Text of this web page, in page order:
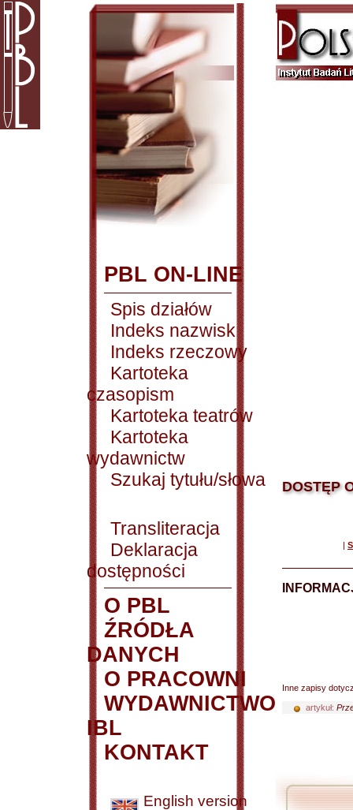
PBL ON-LINE
Spis działów
Indeks nazwisk
Indeks rzeczowy
Kartoteka
czasopism
Kartoteka teatrów
Kartoteka
wydawnictw
Szukaj tytułu/słowa
Transliteracja
Deklaracja
dostępności
O PBL
ŹRÓDŁA
DANYCH
O PRACOWNI
WYDAWNICTWO
IBL
KONTAKT
English version
DOSTĘP
|
Inne zapisy
artykuł: